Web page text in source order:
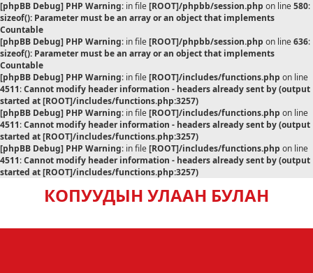
[phpBB Debug] PHP Warning: in file[ROOT]/phpbb/session.php on line580:
sizeof(): Parameter must be an array or an object that implements
Countable
[phpBB Debug] PHP Warning: in file[ROOT]/phpbb/session.php on line636:
sizeof(): Parameter must be an array or an object that implements
Countable
[phpBB Debug] PHP Warning: in file[ROOT]/includes/functions.php on line
4511:Cannot modify header information - headers already sent by (output
started at [ROOT]/includes/functions.php:3257)
[phpBB Debug] PHP Warning: in file[ROOT]/includes/functions.php on line
4511:Cannot modify header information - headers already sent by (output
started at [ROOT]/includes/functions.php:3257)
[phpBB Debug] PHP Warning: in file[ROOT]/includes/functions.php on line
4511:Cannot modify header information - headers already sent by (output
started at [ROOT]/includes/functions.php:3257)
КОПУУДЫН УЛААН БУЛАН